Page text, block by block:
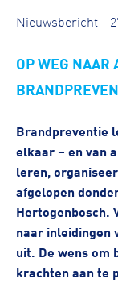
Nieuwsbericht -
OP WEG NAAR
Brandpreventie
elkaar – en van
leren,
afgelopen
Hertogenbosch.
naar inleidingen
uit. De wens om
krachten aan te